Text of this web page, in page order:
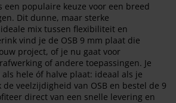
een populaire keuze voor een breed
Dit dunne, maar sterke
mix tussen flexibiliteit en
vind je de OSB 9 mm plaat die
project, of je nu gaat voor
of andere toepassingen. Je
hele óf halve plaat: ideaal als je
veelzijdigheid van OSB en bestel de 9
direct van een snelle levering en